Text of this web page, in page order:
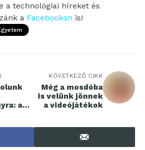
a technológiai híreket és
a Facebookon is!
a
KÖVETKEZŐ CIKK
Még a mosdóba
is velünk jönnek
a videójátékok